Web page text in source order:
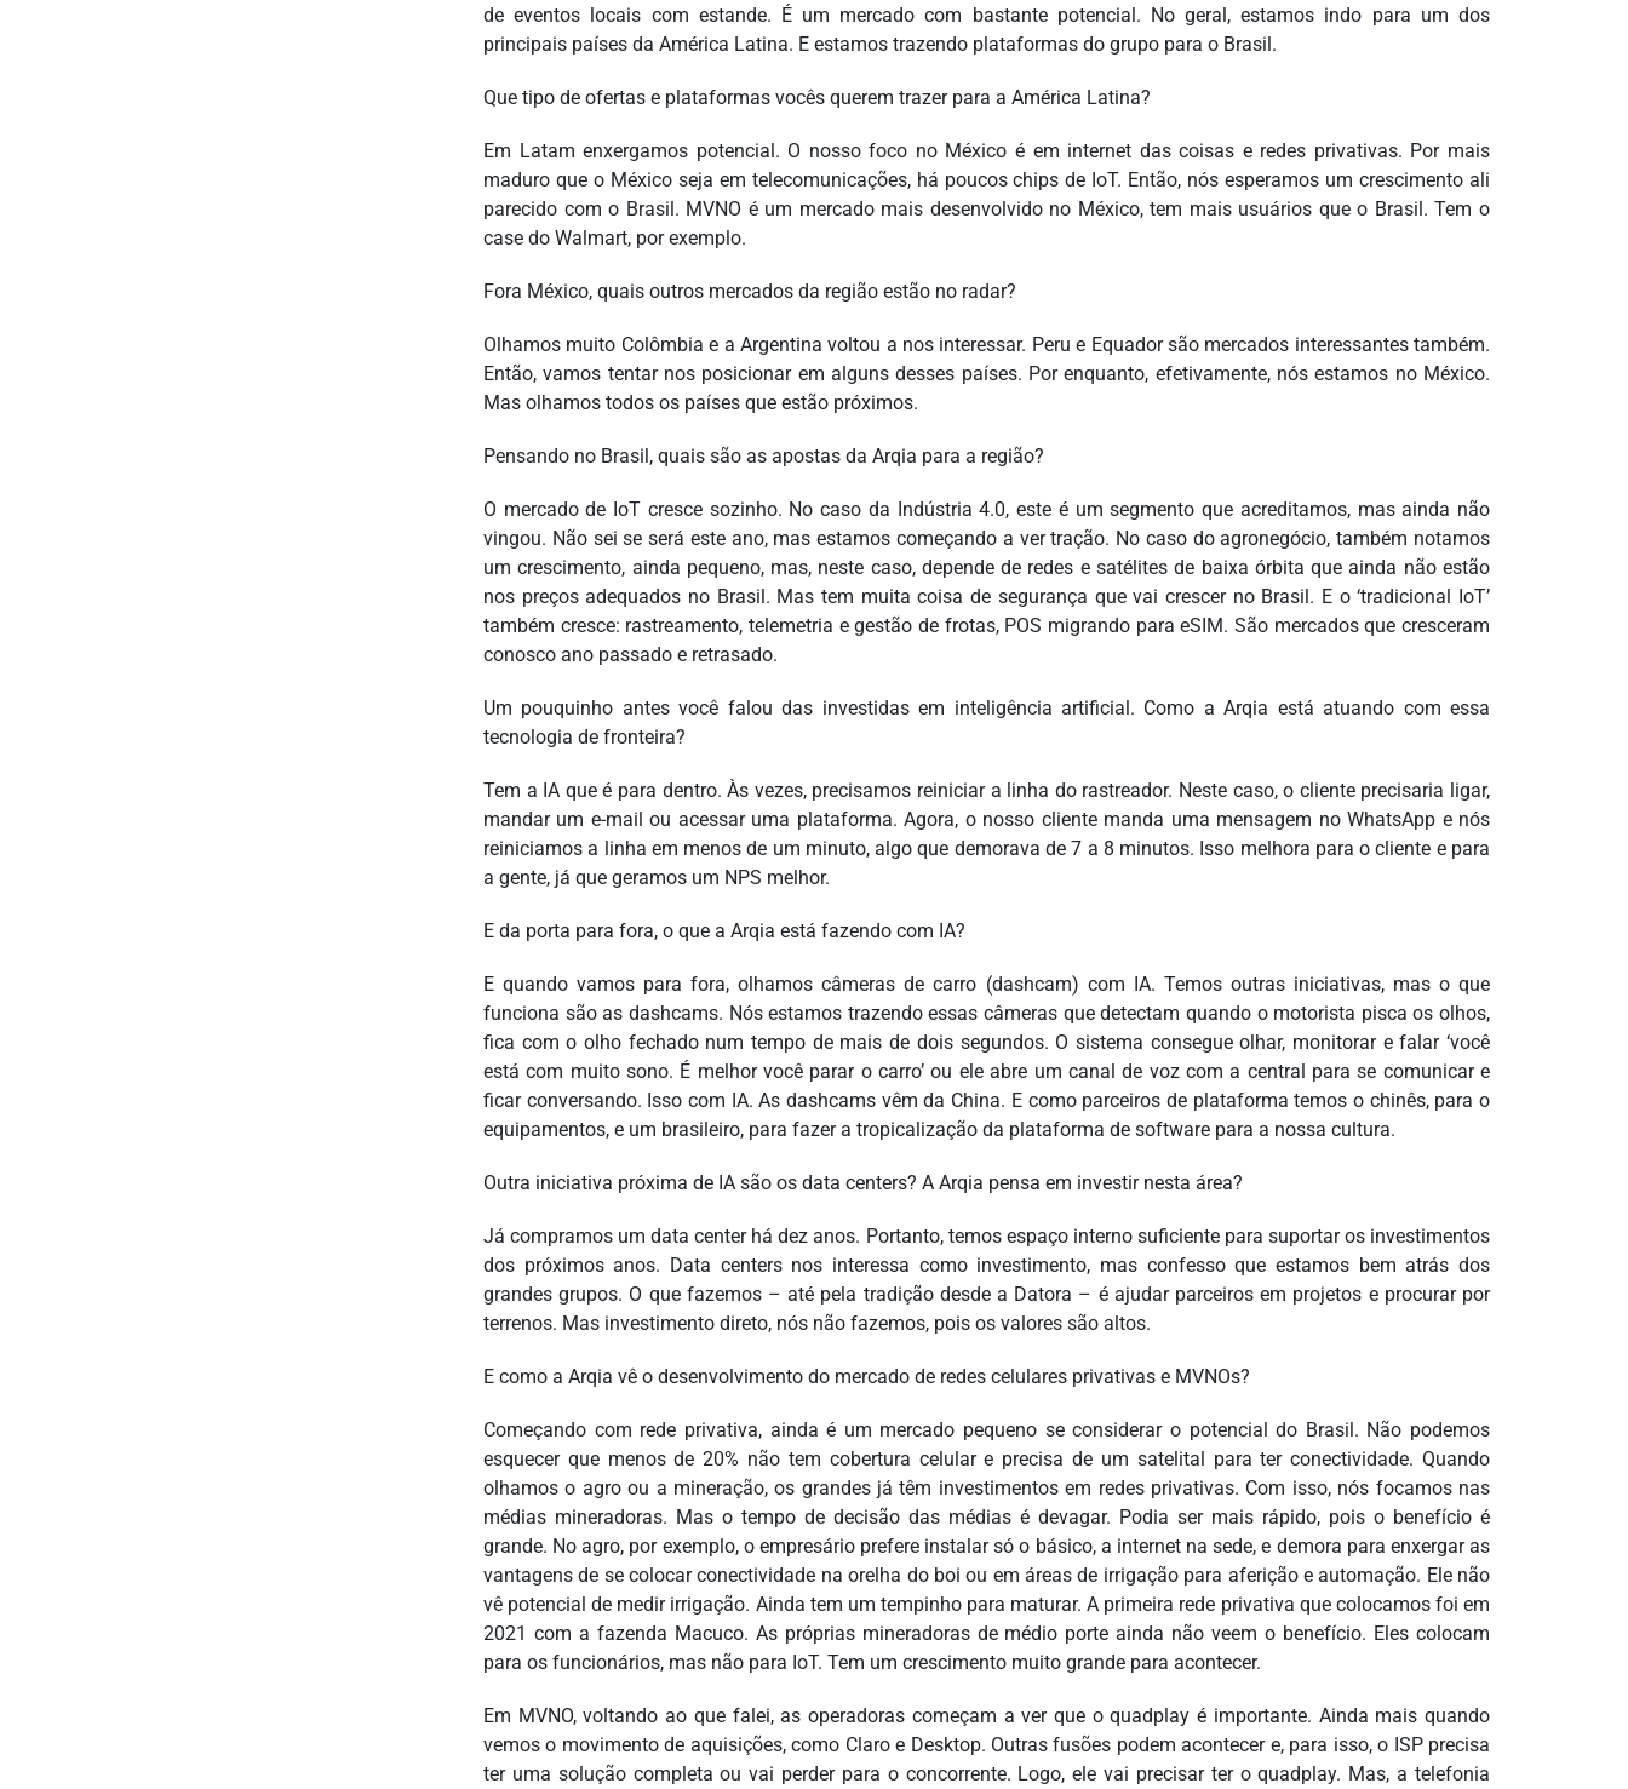
de eventos locais com estande. É um mercado com bastante potencial. No geral, estamos indo para um dos
principais países da América Latina. E estamos trazendo plataformas do grupo para o Brasil.
Que tipo de ofertas e plataformas vocês querem trazer para a América Latina?
Em Latam enxergamos potencial. O nosso foco no México é em internet das coisas e redes privativas. Por mais
maduro que o México seja em telecomunicações, há poucos chips de IoT. Então, nós esperamos um crescimento ali
parecido com o Brasil. MVNO é um mercado mais desenvolvido no México, tem mais usuários que o Brasil. Tem o
case do Walmart, por exemplo.
Fora México, quais outros mercados da região estão no radar?
Olhamos muito Colômbia e a Argentina voltou a nos interessar. Peru e Equador são mercados interessantes também.
Então, vamos tentar nos posicionar em alguns desses países. Por enquanto, efetivamente, nós estamos no México.
Mas olhamos todos os países que estão próximos.
Pensando no Brasil, quais são as apostas da Arqia para a região?
O mercado de IoT cresce sozinho. No caso da Indústria 4.0, este é um segmento que acreditamos, mas ainda não
vingou. Não sei se será este ano, mas estamos começando a ver tração. No caso do agronegócio, também notamos
um crescimento, ainda pequeno, mas, neste caso, depende de redes e satélites de baixa órbita que ainda não estão
nos preços adequados no Brasil. Mas tem muita coisa de segurança que vai crescer no Brasil. E o ‘tradicional IoT’
também cresce: rastreamento, telemetria e gestão de frotas, POS migrando para eSIM. São mercados que cresceram
conosco ano passado e retrasado.
Um pouquinho antes você falou das investidas em inteligência artificial. Como a Arqia está atuando com essa
tecnologia de fronteira?
Tem a IA que é para dentro. Às vezes, precisamos reiniciar a linha do rastreador. Neste caso, o cliente precisaria ligar,
mandar um e-mail ou acessar uma plataforma. Agora, o nosso cliente manda uma mensagem no WhatsApp e nós
reiniciamos a linha em menos de um minuto, algo que demorava de 7 a 8 minutos. Isso melhora para o cliente e para
a gente, já que geramos um NPS melhor.
E da porta para fora, o que a Arqia está fazendo com IA?
E quando vamos para fora, olhamos câmeras de carro (dashcam) com IA. Temos outras iniciativas, mas o que
funciona são as dashcams. Nós estamos trazendo essas câmeras que detectam quando o motorista pisca os olhos,
fica com o olho fechado num tempo de mais de dois segundos. O sistema consegue olhar, monitorar e falar ‘você
está com muito sono. É melhor você parar o carro’ ou ele abre um canal de voz com a central para se comunicar e
ficar conversando. Isso com IA. As dashcams vêm da China. E como parceiros de plataforma temos o chinês, para o
equipamentos, e um brasileiro, para fazer a tropicalização da plataforma de software para a nossa cultura.
Outra iniciativa próxima de IA são os data centers? A Arqia pensa em investir nesta área?
Já compramos um data center há dez anos. Portanto, temos espaço interno suficiente para suportar os investimentos
dos próximos anos. Data centers nos interessa como investimento, mas confesso que estamos bem atrás dos
grandes grupos. O que fazemos – até pela tradição desde a Datora – é ajudar parceiros em projetos e procurar por
terrenos. Mas investimento direto, nós não fazemos, pois os valores são altos.
E como a Arqia vê o desenvolvimento do mercado de redes celulares privativas e MVNOs?
Começando com rede privativa, ainda é um mercado pequeno se considerar o potencial do Brasil. Não podemos
esquecer que menos de 20% não tem cobertura celular e precisa de um satelital para ter conectividade. Quando
olhamos o agro ou a mineração, os grandes já têm investimentos em redes privativas. Com isso, nós focamos nas
médias mineradoras. Mas o tempo de decisão das médias é devagar. Podia ser mais rápido, pois o benefício é
grande. No agro, por exemplo, o empresário prefere instalar só o básico, a internet na sede, e demora para enxergar as
vantagens de se colocar conectividade na orelha do boi ou em áreas de irrigação para aferição e automação. Ele não
vê potencial de medir irrigação. Ainda tem um tempinho para maturar. A primeira rede privativa que colocamos foi em
2021 com a fazenda Macuco. As próprias mineradoras de médio porte ainda não veem o benefício. Eles colocam
para os funcionários, mas não para IoT. Tem um crescimento muito grande para acontecer.
Em MVNO, voltando ao que falei, as operadoras começam a ver que o quadplay é importante. Ainda mais quando
vemos o movimento de aquisições, como Claro e Desktop. Outras fusões podem acontecer e, para isso, o ISP precisa
ter uma solução completa ou vai perder para o concorrente. Logo, ele vai precisar ter o quadplay. Mas, a telefonia